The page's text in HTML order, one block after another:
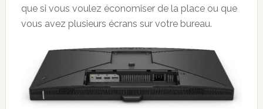
que si vous voulez économiser de la place ou que
vous avez plusieurs écrans sur votre bureau.